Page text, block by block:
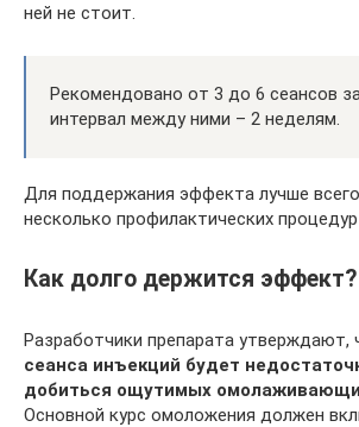
ней не стоит.
Рекомендовано от 3 до 6 сеансов
интервал между ними – 2 неделям.
Для поддержания эффекта лучше
несколько профилактических процедур
Как долго держится эффект?
Разработчики препарата утверждают,
сеанса инъекций будет
добиться ощутимых
Основной курс омоложения должен